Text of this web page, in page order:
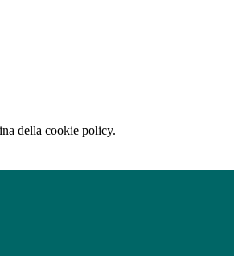
della cookie policy.